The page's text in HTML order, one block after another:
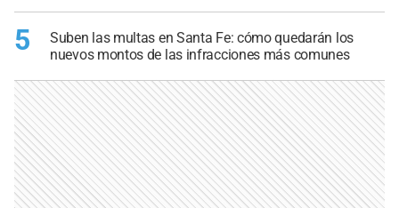
5
Suben las multas en Santa Fe: cómo quedarán los
nuevos montos de las infracciones más comunes